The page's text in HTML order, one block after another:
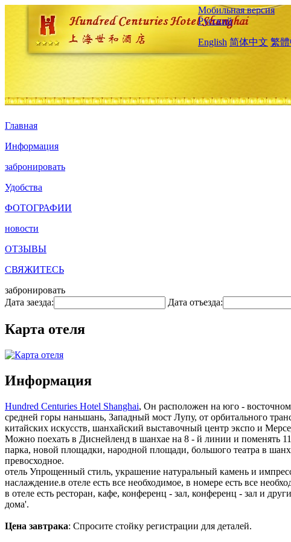
Мобильная версия
Русский
English 简体中文 繁
Главная
Информация
забронировать
Удобства
ФОТОГРАФИИ
новости
ОТЗЫВЫ
СВЯЖИТЕСЬ
забронировать
Дата заезда:
Дата отъезда:
Карта отеля
Информация
Hundred Centuries Hotel Shanghai, Он расположен на юго -
средней горы наньшань, Западный мост Лупу, от орбитального
китайских искусств, шанхайский выставочный центр экспо и
Можно поехать в Диснейленд в шанхае на 8 - й линии и поменять
парка, новой площадки, народной площади, большого театра в
превосходное.
отель Упрощенный стиль, украшение натуральный камень и
наслаждение.в отеле есть все необходимое, в номере есть все
в отеле есть ресторан, кафе, конференц - зал, конференц - зал и
дома'.
Цена завтрака: Спросите стойку регистрации для деталей.